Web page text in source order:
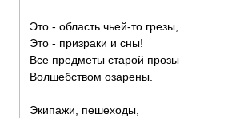
Это - область чьей-то грезы,
Это - призраки и сны!
Все предметы старой прозы
Волшебством озарены.
Экипажи, пешеходы,